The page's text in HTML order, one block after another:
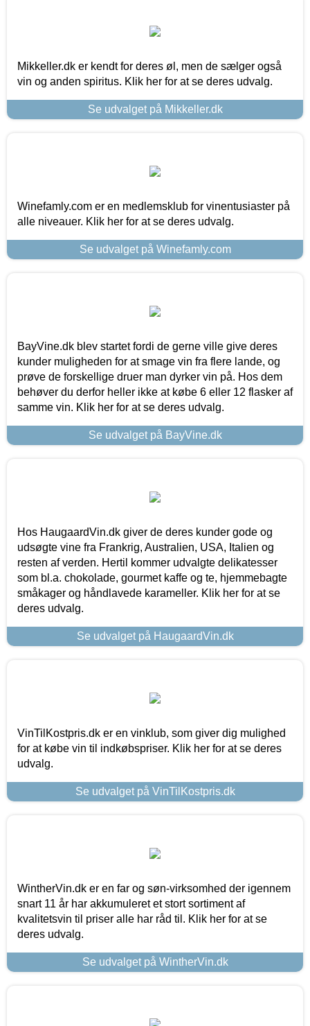
Mikkeller.dk er kendt for deres øl, men de sælger også
vin og anden spiritus. Klik her for at se deres udvalg.
Se udvalget på Mikkeller.dk
Winefamly.com er en medlemsklub for vinentusiaster på
alle niveauer. Klik her for at se deres udvalg.
Se udvalget på Winefamly.com
BayVine.dk blev startet fordi de gerne ville give deres
kunder muligheden for at smage vin fra flere lande, og
prøve de forskellige druer man dyrker vin på. Hos dem
behøver du derfor heller ikke at købe 6 eller 12 flasker af
samme vin. Klik her for at se deres udvalg.
Se udvalget på BayVine.dk
Hos HaugaardVin.dk giver de deres kunder gode og
udsøgte vine fra Frankrig, Australien, USA, Italien og
resten af verden. Hertil kommer udvalgte delikatesser
som bl.a. chokolade, gourmet kaffe og te, hjemmebagte
småkager og håndlavede karameller. Klik her for at se
deres udvalg.
Se udvalget på HaugaardVin.dk
VinTilKostpris.dk er en vinklub, som giver dig mulighed
for at købe vin til indkøbspriser. Klik her for at se deres
udvalg.
Se udvalget på VinTilKostpris.dk
WintherVin.dk er en far og søn-virksomhed der igennem
snart 11 år har akkumuleret et stort sortiment af
kvalitetsvin til priser alle har råd til. Klik her for at se
deres udvalg.
Se udvalget på WintherVin.dk